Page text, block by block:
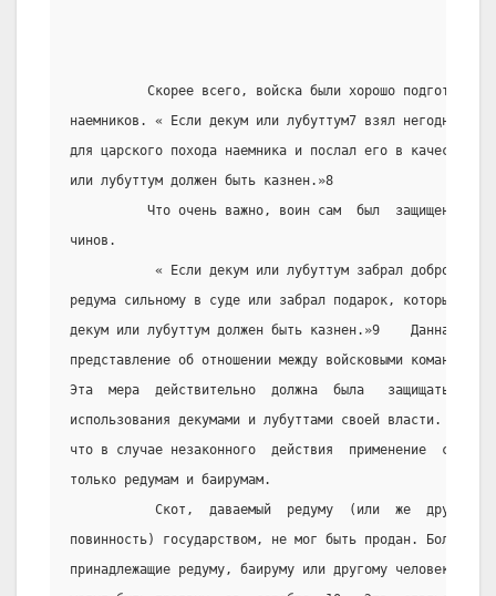
Скорее всего, войска были хорошо
наемников. « Если декум или лубуттум7 взял негодного
для царского похода наемника и послал его в качестве
или лубуттум должен быть казнен.»8
Что очень важно, воин сам  был  защищен  от
чинов.
« Если декум или лубуттум забрал добро
редума сильному в суде или забрал подарок, который
декум или лубуттум должен быть казнен.»9    Данная
представление об отношении между войсковыми
Эта  мера  действительно  должна  была   защищать
использования декумами и лубуттами своей власти.
что в случае незаконного  действия  применение
только редумам и баирумам.
Скот,  даваемый  редуму  (или  же  другому
повинность) государством, не мог быть продан. Более
принадлежащие редуму, баируму или другому человеку,